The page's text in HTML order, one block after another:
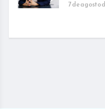
7 de agosto